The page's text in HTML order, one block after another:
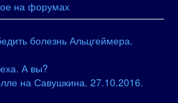
на форумах
болезнь Альцгеймера.
А вы?
на Савушкина. 27.10.2016.